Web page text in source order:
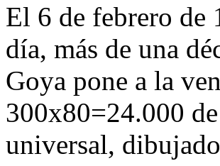
El 6 de febrero de
día, más de una
Goya pone a la
300x80=24.000
universal,